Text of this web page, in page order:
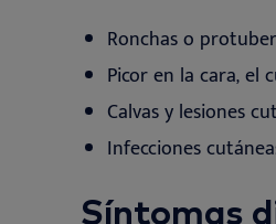
Ronchas o
Picor en la cara, el
Calvas y lesiones
Infecciones
Síntomas